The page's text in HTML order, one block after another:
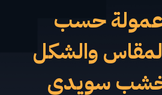
عمولة حسب
والشكل
سويدي